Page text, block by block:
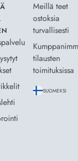
Meillä teet
ostoksia
turvallisesti
tilausten
toimituksissa
SUOMEKSI